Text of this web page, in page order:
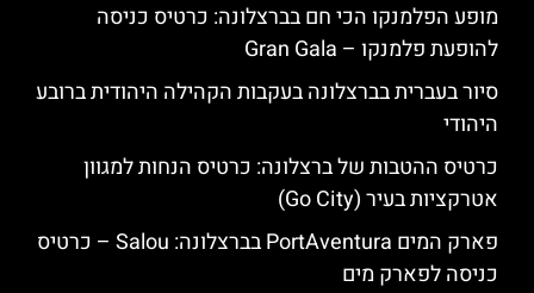
מופע הפלמנקו הכי חם בברצלונה: כרטיס כניסה
להופעת פלמנקו – Gran Gala
סיור בעברית בברצלונה בעקבות הקהילה היהודית ברובע
היהודי
כרטיס ההטבות של ברצלונה: כרטיס הנחות למגוון
אטרקציות בעיר (Go City)
פארק המים PortAventura בברצלונה: Salou – כרטיס
כניסה לפארק מים